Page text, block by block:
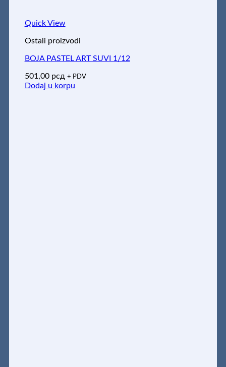
Quick View
Ostali proizvodi
BOJA PASTEL ART SUVI 1/12
501,00 рсд + PDV
Dodaj u korpu